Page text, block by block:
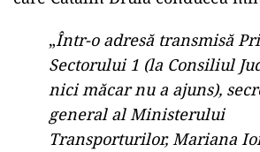
„Într-o adresă transmisă
Sectorului 1 (la Consiliul
nici măcar nu a ajuns),
general al Ministerului
Transporturilor, Mariana